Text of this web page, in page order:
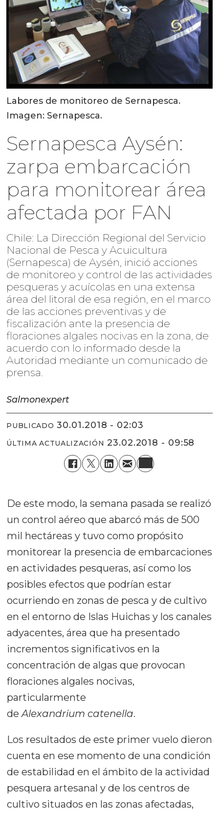
Labores de monitoreo de Sernapesca.
Imagen: Sernapesca.
Sernapesca Aysén:
zarpa embarcación
para monitorear área
afectada por FAN
Chile: La Dirección Regional del Servicio
Nacional de Pesca y Acuicultura
(Sernapesca) de Aysén, inició acciones
de monitoreo y control de las actividades
pesqueras y acuícolas en una extensa
área del litoral de esa región, en el marco
de las acciones preventivas y de
fiscalización ante la presencia de
floraciones algales nocivas en la zona, de
acuerdo con lo informado desde la
Autoridad mediante un comunicado de
prensa.
Salmonexpert
PUBLICADO 30.01.2018 - 02:03
ÚLTIMA ACTUALIZACIÓN 23.02.2018 - 09:58
De este modo, la semana pasada se realizó
un control aéreo que abarcó más de 500
mil hectáreas y tuvo como propósito
monitorear la presencia de embarcaciones
en actividades pesqueras, así como los
posibles efectos que podrían estar
ocurriendo en zonas de pesca y de cultivo
en el entorno de Islas Huichas y los canales
adyacentes, área que ha presentado
incrementos significativos en la
concentración de algas que provocan
floraciones algales nocivas,
particularmente
deAlexandrium catenella.
Los resultados de este primer vuelo dieron
cuenta en ese momento de una condición
de estabilidad en el ámbito de la actividad
pesquera artesanal y de los centros de
cultivo situados en las zonas afectadas,